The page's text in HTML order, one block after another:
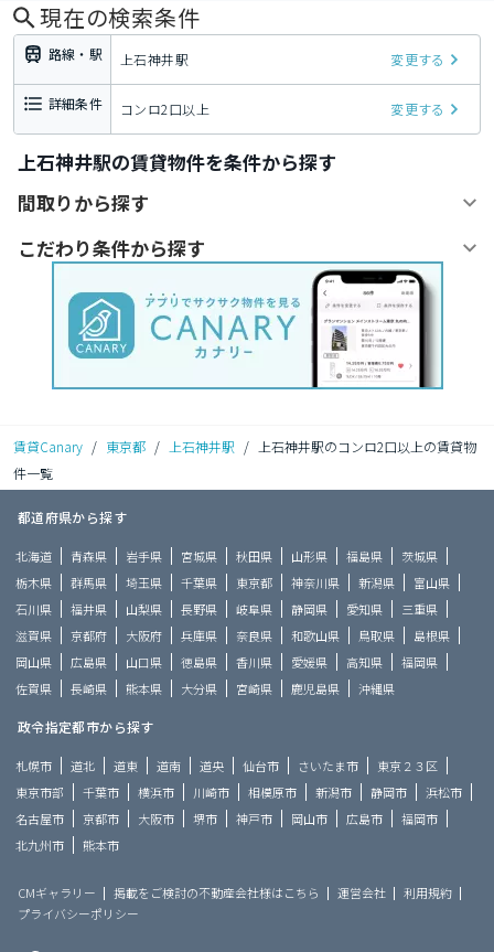
現在の検索条件
路線・駅 上石神井駅 変更する
詳細条件 コンロ2口以上 変更する
上石神井駅の賃貸物件を条件から探す
間取りから探す
こだわり条件から探す
賃貸Canary / 東京都 / 上石神井駅 /
上石神井駅のコンロ2口以上の賃貸物
件一覧
都道府県から探す
北海道 青森県 岩手県 宮城県 秋田県 山形県 福島県
茨城県
栃木県
群馬県 埼玉県 千葉県 東京都 神奈川県 新潟県
富山県
石川県
福井県 山梨県 長野県 岐阜県 静岡県 愛知県
三重県
滋賀県
京都府 大阪府 兵庫県 奈良県 和歌山県 鳥取県
島根県
岡山県
広島県 山口県 徳島県 香川県 愛媛県 高知県
福岡県
佐賀県
長崎県 熊本県 大分県 宮崎県 鹿児島県 沖縄県
政令指定都市から探す
札幌市 道北 道東 道南 道央 仙台市 さいたま市
東京２３区
東京市部
千葉市 横浜市 川崎市 相模原市 新潟市 静岡市
浜松市
名古屋市
京都市 大阪市 堺市 神戸市 岡山市 広島市
福岡市
北九州市
熊本市
CMギャラリー 掲載をご検討の不動産会社様はこちら 運営会社
利用規約
プライバシーポリシー